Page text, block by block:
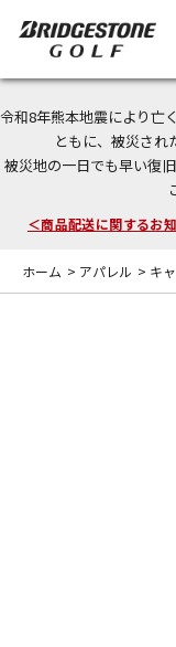
令和8年熊本地震により亡
ともに、被災され
被災地の一日でも早い復
今なら新規会員登録で
＜商品配送に関するお
＜夏季休暇中のご注文
ホーム > アパレル > キ